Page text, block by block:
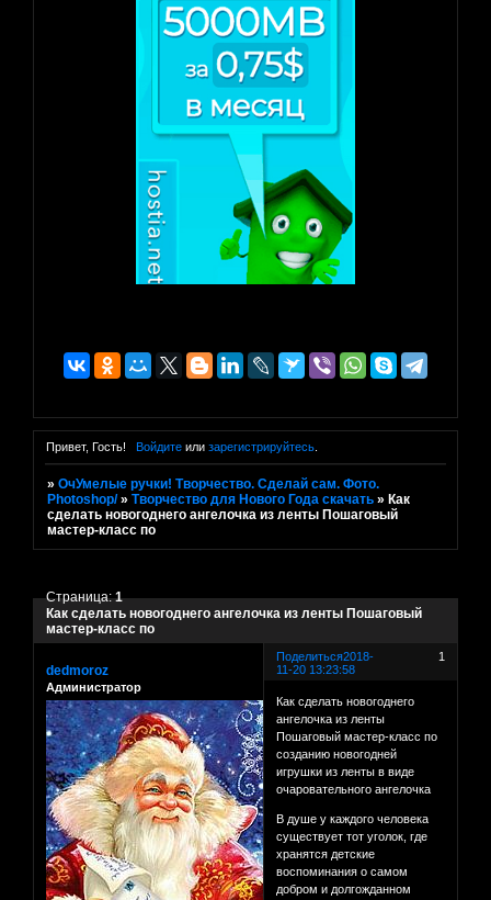
Привет, Гость! Войдитеили зарегистрируйтесь.
»ОчУмелые ручки! Творчество. Сделай сам. Фото.
Photoshop/ »Творчество для Нового Года скачать » Как
сделать новогоднего ангелочка из ленты Пошаговый
мастер-класс по
Как сделать новогоднего ангелочка из ленты Пошаговый
мастер-класс по
Страница:1
Поделиться 1
2018-
11-20 13:23:58
dedmoroz
Администратор
Как сделать новогоднего
ангелочка из ленты
Пошаговый мастер-класс по
созданию новогодней
игрушки из ленты в виде
очаровательного ангелочка
В душе у каждого человека
существует тот уголок, где
хранятся детские
воспоминания о самом
добром и долгожданном